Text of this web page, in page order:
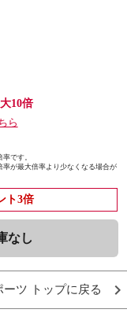
10倍
ら
です。
が最大倍率より少なくなる場合が
ト3倍
なし
ーツ トップに戻る